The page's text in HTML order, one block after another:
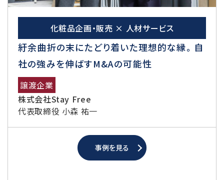
化粧品企画・販売 × 人材サービス
紆余曲折の末にたどり着いた理想的な縁。 自
社の強みを伸ばすM&Aの可能性
譲渡企業
株式会社Stay Free
代表取締役 小森 祐一
事例を見る